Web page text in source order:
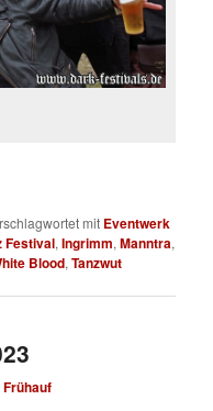
mit Eventwerk
Festival,Ingrimm,Manntra,
Blood,Tanzwut